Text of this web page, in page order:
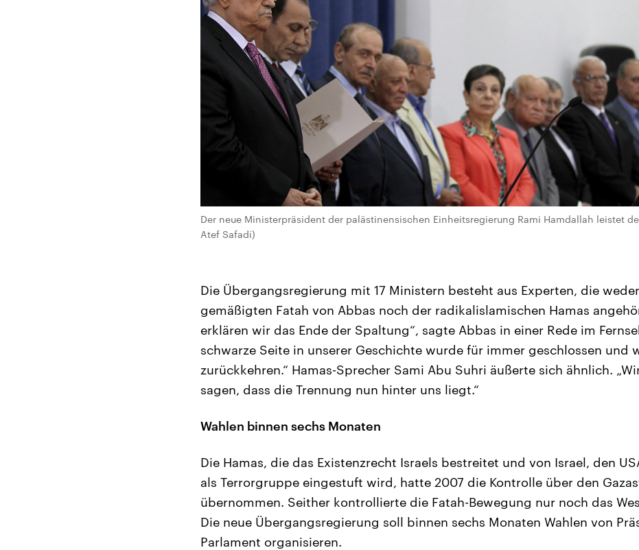
Der neue Ministerpräsident der palästinensischen Einheitsregierung Rami Hamdallah leistet
Atef Safadi)
Die Übergangsregierung mit 17 Ministern besteht aus Experten, die
gemäßigten Fatah von Abbas noch der radikalislamischen Hamas
erklären wir das Ende der Spaltung“, sagte Abbas in einer Rede im
schwarze Seite in unserer Geschichte wurde für immer geschlossen und
zurückkehren.“ Hamas-Sprecher Sami Abu Suhri äußerte sich ähnlich.
sagen, dass die Trennung nun hinter uns liegt.“
Wahlen binnen sechs Monaten
Die Hamas, die das Existenzrecht Israels bestreitet und von Israel, den
als Terrorgruppe eingestuft wird, hatte 2007 die Kontrolle über den
übernommen. Seither kontrollierte die Fatah-Bewegung nur noch das
Die neue Übergangsregierung soll binnen sechs Monaten Wahlen von
Parlament organisieren.